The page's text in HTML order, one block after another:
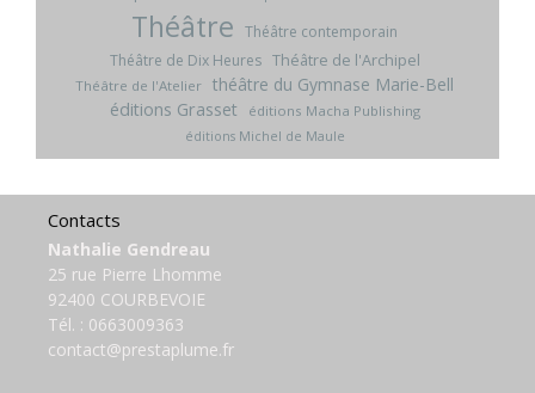
Théâtre Théâtre contemporain
Théâtre de Dix Heures Théâtre de l'Archipel
Théâtre de l'Atelier théâtre du Gymnase Marie-Bell
éditions Grasset
éditions Macha Publishing
éditions Michel de Maule
Contacts
Nathalie Gendreau
25 rue Pierre Lhomme
92400 COURBEVOIE
Tél. : 0663009363
contact@prestaplume.fr